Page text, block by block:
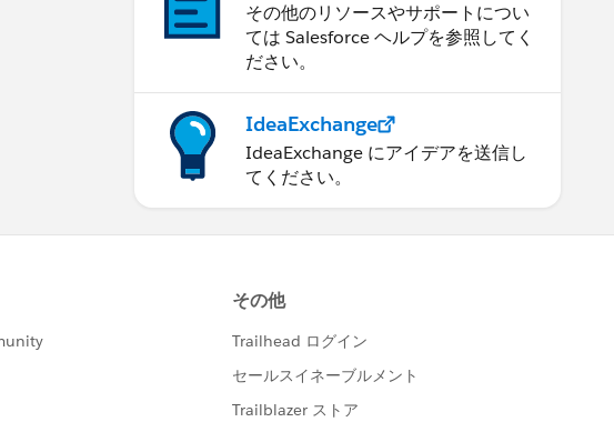
その他のリソースやサポートについ
ては Salesforce ヘルプを参照してく
ださい。
IdeaExchange
IdeaExchange にアイデアを送信し
てください。